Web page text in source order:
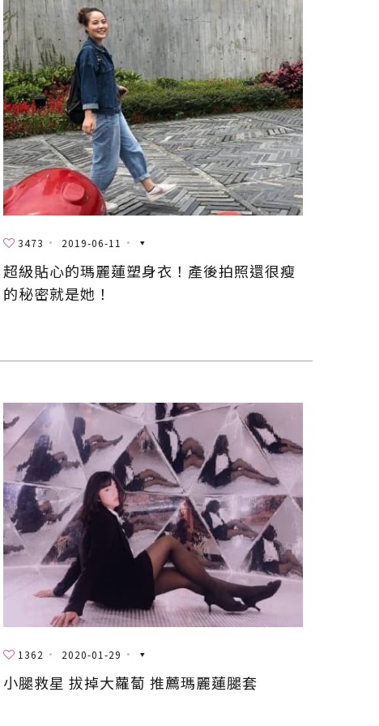
3473 2019-06-11
超級貼心的瑪麗蓮塑身衣！產後拍照還很瘦
的秘密就是她！
1362 2020-01-29
小腿救星 拔掉大蘿蔔 推薦瑪麗蓮腿套